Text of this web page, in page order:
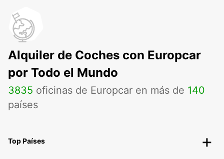
Alquiler de Coches con Europcar
por Todo el Mundo
3835 oficinas de Europcar en más de 140
países
Top Países